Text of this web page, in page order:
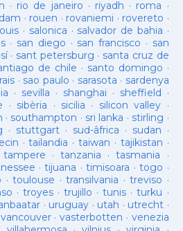
· rio de janeiro · riyadh · roma ·
· rouen · rovaniemi · rovereto ·
· salonica · salvador de bahia ·
· san diego · san francisco · san
· sant petersburg · santa cruz de
de chile · santo domingo ·
· sao paulo · sarasota · sardenya
· sevilla · shanghai · sheffield ·
· sibèria · sicilia · silicon valley ·
· southampton · sri lanka · stirling ·
· stuttgart· sud-âfrica · sudan ·
·tailandia ·taiwan · tajikistan ·
tampere · tanzania ·tasmania ·
·tijuana ·timisoara ·togo ·
·toulouse ·transilvania ·treviso ·
· troyes·trujillo ·tunis ·turku ·
· uruguay · utah · utrecht ·
vancouver· vasterbotten · venezia